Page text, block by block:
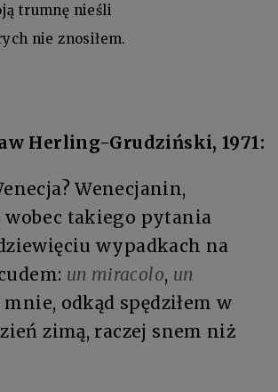
trumnę nieśli
nie znosiłem.
Herling-Grudziński, 1971:
Wenecjanin,
takiego pytania
wypadkach na
un miracolo, un
mnie, odkąd spędziłem w
zimą, raczej snem niż